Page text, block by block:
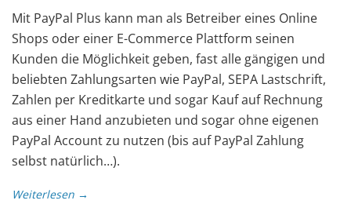
Mit PayPal Plus kann man als Betreiber eines Online
Shops oder einer E-Commerce Plattform seinen
Kunden die Möglichkeit geben, fast alle gängigen und
beliebten Zahlungsarten wie PayPal, SEPA Lastschrift,
Zahlen per Kreditkarte und sogar Kauf auf Rechnung
aus einer Hand anzubieten und sogar ohne eigenen
PayPal Account zu nutzen (bis auf PayPal Zahlung
selbst natürlich…).
Weiterlesen →